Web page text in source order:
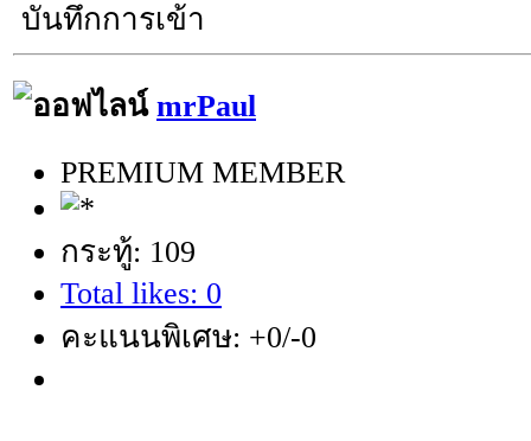
บันทึกการเข้า
mrPaul
PREMIUM MEMBER
กระทู้: 109
Total likes: 0
คะแนนพิเศษ: +0/-0